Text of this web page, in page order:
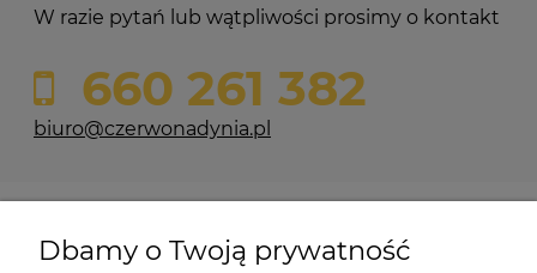
W razie pytań lub wątpliwości prosimy o kontakt
660 261 382
biuro@czerwonadynia.pl
Dbamy o Twoją prywatność